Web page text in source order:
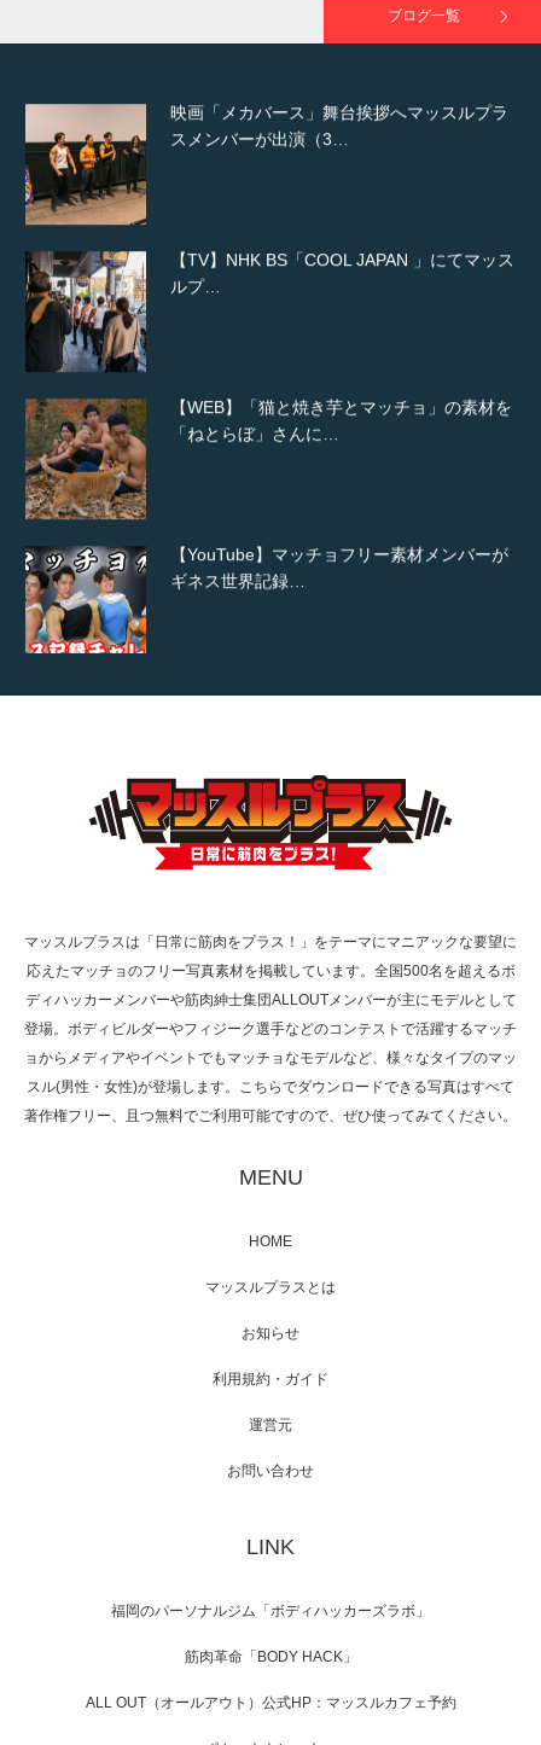
ブログ一覧
映画「メカバース」舞台挨拶へマッスルプラ
スメンバーが出演（3…
【TV】NHK BS「COOL JAPAN 」にてマッス
ルプ…
【WEB】「猫と焼き芋とマッチョ」の素材を
「ねとらぼ」さんに…
【YouTube】マッチョフリー素材メンバーが
ギネス世界記録…
【TV】TBS番組「ひるおび」にてマッスルプ
TOKYO FMラジオ番組「ONE MORNING」
で紹介さ…
た（6/8放送）
映画「メカバース」舞台挨拶へマッスルプラ
【TV】NHK BS「COOL JAPAN 」にてマッス
「ねとらぼ」さんに…
マッスルプラスは「日常に筋肉をプラス！」をテーマにマニアックな要望に
応えたマッチョのフリー写真素材を掲載しています。全国500名を超えるボ
ディハッカーメンバーや筋肉紳士集団ALLOUTメンバーが主にモデルとして
登場。ボディビルダーやフィジーク選手などのコンテストで活躍するマッチ
ョからメディアやイベントでもマッチョなモデルなど、様々なタイプのマッ
スル(男性・女性)が登場します。こちらでダウンロードできる写真はすべて
著作権フリー、且つ無料でご利用可能ですので、ぜひ使ってみてください。
MENU
HOME
マッスルプラスとは
お知らせ
利用規約・ガイド
運営元
お問い合わせ
LINK
福岡のパーソナルジム「ボディハッカーズラボ」
筋肉革命「BODY HACK」
ALL OUT（オールアウト）公式HP：マッスルカフェ予約